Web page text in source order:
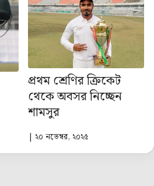
প্রথম শ্রেণির ক্রিকেট
থেকে অবসর নিচ্ছেন
শামসুর
| ২০ নভেম্বর, ২০২৫